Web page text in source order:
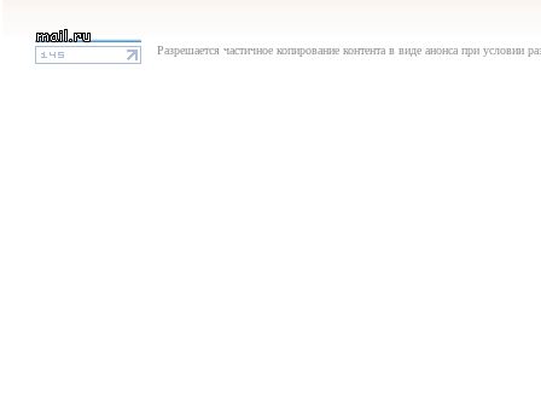
Разрешается частичное копирование контента в виде анонса при условии